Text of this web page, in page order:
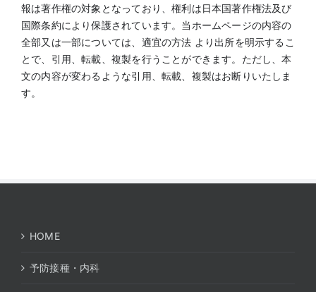
報は著作権の対象となっており、権利は日本国著作権法及び
国際条約により保護されています。当ホームページの内容の
全部又は一部については、適宜の方法 より出所を明示するこ
とで、引用、転載、複製を行うことができます。ただし、本
文の内容が変わるような引用、転載、複製はお断りいたしま
す。
HOME
予防接種・内科